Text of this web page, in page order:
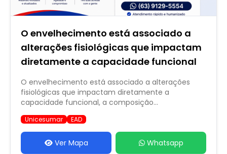
O envelhecimento está associado a
alterações fisiológicas que impactam
diretamente a capacidade funcional
O envelhecimento está associado a alterações
fisiológicas que impactam diretamente a
capacidade funcional, a composição...
Unicesumar EAD
Ver Mapa Whatsapp